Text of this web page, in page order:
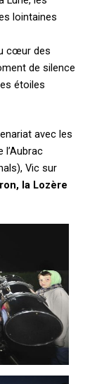
lointaines
cœur des
de silence
étoiles
avec les
l’Aubrac
Vic sur
la Lozère